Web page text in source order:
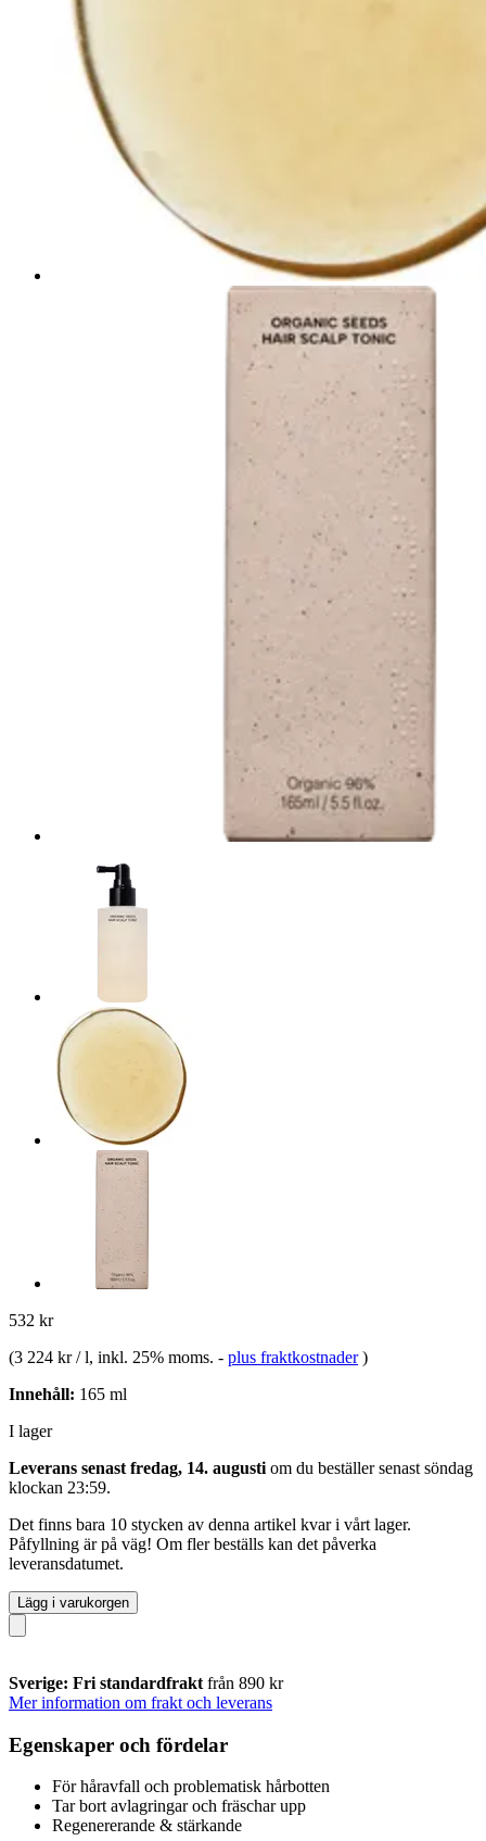
532 kr
(3 224 kr / l, inkl. 25% moms. - plus fraktkostnader )
Innehåll: 165 ml
I lager
Leverans senast fredag, 14. augusti om du beställer senast söndag
klockan 23:59.
Det finns bara 10 stycken av denna artikel kvar i vårt lager.
Påfyllning är på väg! Om fler beställs kan det påverka
leveransdatumet.
Lägg i varukorgen
Sverige: Fri standardfrakt från 890 kr
Mer information om frakt och leverans
Egenskaper och fördelar
För håravfall och problematisk hårbotten
Tar bort avlagringar och fräschar upp
Regenererande & stärkande